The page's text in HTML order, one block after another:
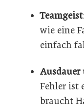
Teamgeist
wie eine
einfach
Ausdauer
Fehler ist
braucht